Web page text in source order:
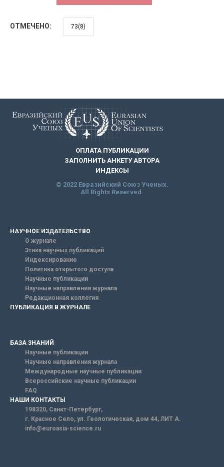
ОТМЕЧЕНО: 73(8)
ОПЛАТА ПУБЛИКАЦИИ
ЗАПОЛНИТЬ АНКЕТУ АВТОРА
ИНДЕКСЫ
© 2022 Евразийский Союз Ученых.
All Rights Reserved.
НАУЧНОЕ ИЗДАТЕЛЬСТВО
О журнале
Этика научных публикаций
Индексирование
Политика открытого доступа
Научные публикации
Научные направления журнала
Редакционная коллегия
ПУБЛИКАЦИЯ В ЖУРНАЛЕ
БАЗА ЗНАНИЙ
Научные публикации
Научные направления журнала
Международные научные публикации
Всероссийские научные публикации
FAQ
НАШИ КОНТАКТЫ
198320, Санкт-Петербург,
г. Красное Село, ул. Геологическая, дом 44, ЛИТ А.
info@euroasia-science.ru